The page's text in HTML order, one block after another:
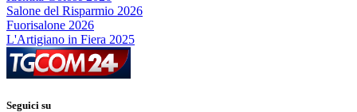
Salone del Risparmio 2026
Fuorisalone 2026
L'Artigiano in Fiera 2025
Seguici su